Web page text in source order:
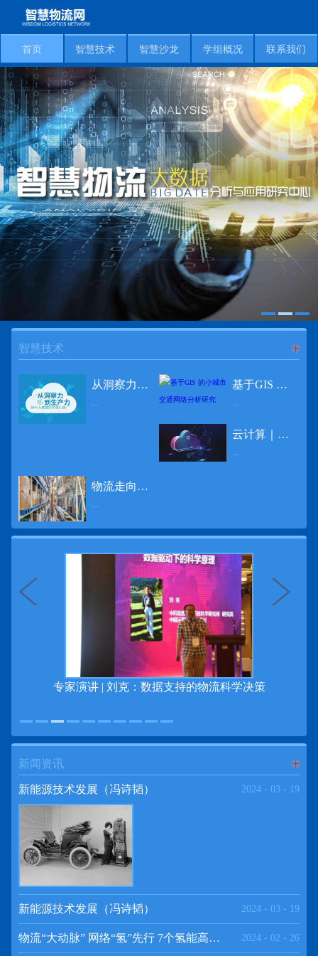
首页 智慧技术 智慧沙龙 学组概况 联系我们
智慧技术
从洞察力到生产力 伊利大数据的价值创造
...
基于GIS 的小城市交通网络分析研究
...
云计算｜边缘计算将为物联网行业带来巨大增长
...
物流走向未来的“魔法师”
...
>>
专家演讲 | 刘克：数据支持的物流科学决策
新闻资讯
新能源技术发展（冯诗韬） 2024 - 03 - 19
新能源技术发展（冯诗韬） 2024 - 03 - 19
物流“大动脉” 网络“氢”先行 7个氢能高速场景落地京津冀 2024 - 02 - 26
频道
>>